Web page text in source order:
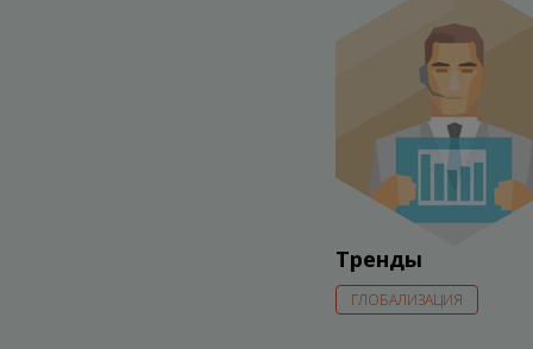
Тренды
ГЛОБАЛИЗАЦИЯ